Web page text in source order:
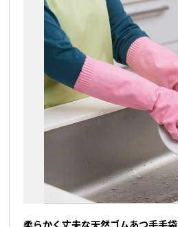
柔らかく丈夫な天然ゴムあつ手手袋